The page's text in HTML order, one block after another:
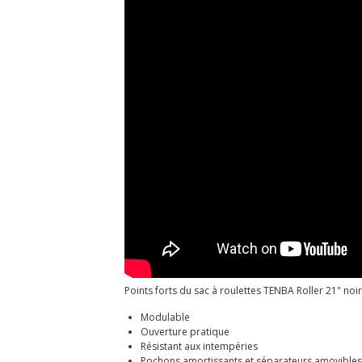
Points forts du sac à roulettes TENBA Roller 21"
Modulable
Ouverture pratique
Résistant aux intempéries